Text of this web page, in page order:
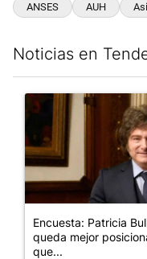
ANSES AUH
Noticias en
Un artículo de
Encuesta: Patricia
queda mejor
que...